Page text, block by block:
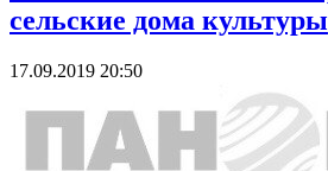
сельские дома культуры
17.09.2019 20:50